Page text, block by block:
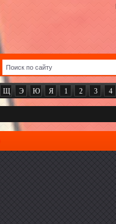
Щ Э Ю Я 1 2 3 4